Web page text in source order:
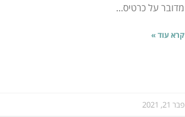
מדובר על כרטיס...
קרא עוד »
פבר 21, 2021